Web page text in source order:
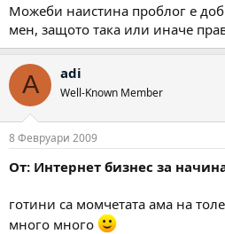
Можеби наистина проблог е
мен, защото така или иначе
A adi
Well-Known Member
8 Февруари 2009
От: Интернет бизнес за
готини са момчетата ама на
много много